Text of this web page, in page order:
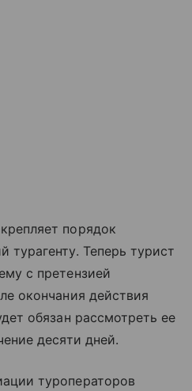
порядок
турагенту. Теперь турист
с претензией
окончания действия
обязан рассмотреть ее
десяти дней.
туроператоров